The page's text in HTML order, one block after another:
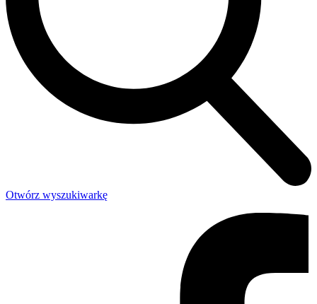
Otwórz wyszukiwarkę